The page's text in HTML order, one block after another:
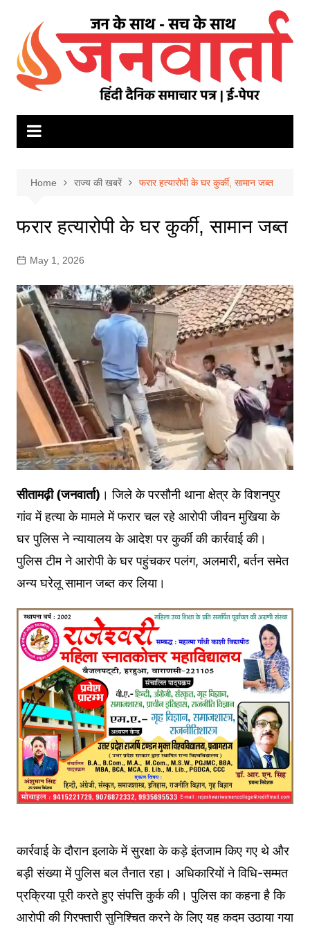
content
Home राज्य की खबरें फरार हत्यारोपी के घर कुर्की, सामान जब्त
फरार हत्यारोपी के घर कुर्की, सामान जब्त
May 1, 2026
सीतामढ़ी (जनवार्ता) । जिले के परसौनी थाना क्षेत्र के विशनपुर
गांव में हत्या के मामले में फरार चल रहे आरोपी जीवन मुखिया के
घर पुलिस ने न्यायालय के आदेश पर कुर्की की कार्रवाई की।
पुलिस टीम ने आरोपी के घर पहुंचकर पलंग, अलमारी, बर्तन समेत
अन्य घरेलू सामान जब्त कर लिया।
कार्रवाई के दौरान इलाके में सुरक्षा के कड़े इंतजाम किए गए थे और
बड़ी संख्या में पुलिस बल तैनात रहा। अधिकारियों ने विधि-सम्मत
प्रक्रिया पूरी करते हुए संपत्ति कुर्क की। पुलिस का कहना है कि
आरोपी की गिरफ्तारी सुनिश्चित करने के लिए यह कदम उठाया गया